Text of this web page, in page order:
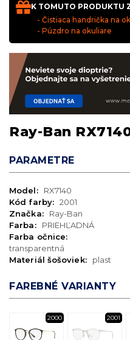
K TOMUTO PRODUKTU
- Čistiaca handrička na
- Púzdro na okuliare
Ray-Ban
PARAMETRE
Model:
RX7140
Kód farby: 2001
Značka:
Ray-Ban
Farba:
PRIEHĽADNÁ
Farba očnice:
transparentná
Materiál šošoviek:
plast
FAREBNÉ VARIANTY
2000 2001